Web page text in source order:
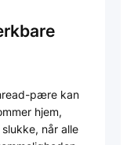
pære kan
hjem,
når alle